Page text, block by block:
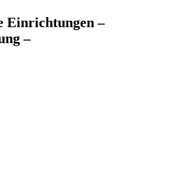
Einrichtungen –
–